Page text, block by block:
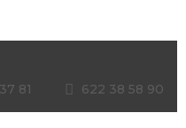
81 622 38 58 90